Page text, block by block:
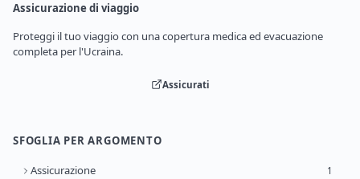
Assicurazione di viaggio
Proteggi il tuo viaggio con una copertura medica ed evacuazione
completa per l'Ucraina.
Assicurati
SFOGLIA PER ARGOMENTO
Assicurazione 1